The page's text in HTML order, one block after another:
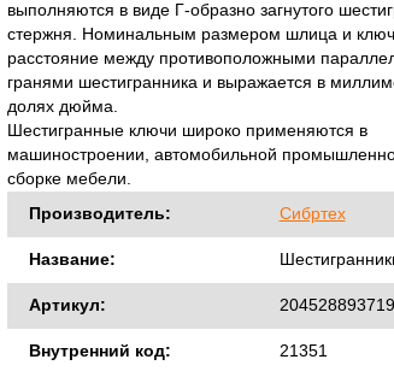
выполняются в виде Г-образно загнутого
стержня. Номинальным размером шлица и
расстояние между противоположными
гранями шестигранника и выражается в
долях дюйма.
Шестигранные ключи широко применяются в
машиностроении, автомобильной
сборке мебели.
Производитель:
Сибртех
Название:
Артикул: 204528893719
Внутренний код: 21351